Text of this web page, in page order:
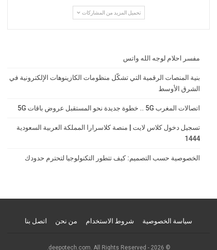
تحميل المزيد من المشاركات
مفسر احلام لوجه الله واتس
بنية المنصات الرقمية التي تشكّل منظومات الكازينوهات الإلكترونية في
الشرق الأوسط
اتصالات المغرب 5G .. خطوة جديدة نحو المستقبل عروض باقات 5G
تسجيل دخول كلاس لايت | منصة كلاسرارا المملكة العربية السعودية
1444
الخصوصية حسب التصميم: كيف تتطور التكنولوجيا لتحترم حدودك
سياسة الخصوصية شروط الاستخدام من نحن اتصل بنا
© 2026 - deepotech.com. All Rights Reserved.